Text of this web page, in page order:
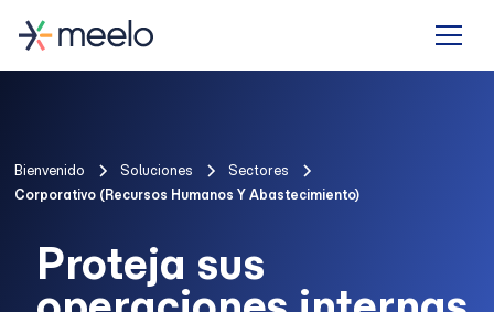
Bienvenido Soluciones
Sectores
Corporativo (recursos Humanos Y Abastecimiento)
Proteja sus